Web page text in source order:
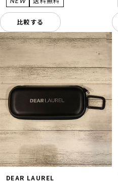
比較する
DEAR LAUREL